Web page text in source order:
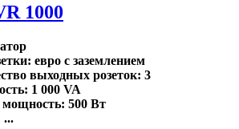
1000
: евро с заземлением
выходных розеток: 3
: 1 000 VA
: 500 Вт
...